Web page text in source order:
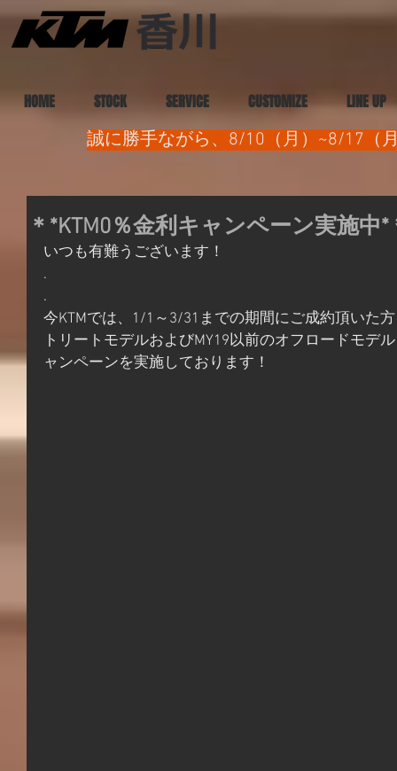
HOME STOCK SERVICE CUSTOMIZE LINE UP
誠に勝手ながら、8/10（月）~8/17（
＊*KTM0％金利キャンペーン実施中*
いつも有難うございます！
.
.
今KTMでは、1/1～3/31までの期間にご成約頂いた
トリートモデルおよびMY19以前のオフロードモデ
ャンペーンを実施しております！